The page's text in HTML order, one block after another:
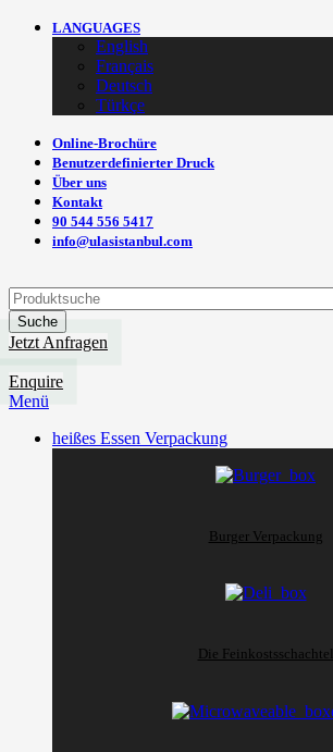
LANGUAGES
English
Français
Deutsch
Türkçe
Online-Brochüre
Benutzerdefinierter Druck
Über uns
Kontakt
90 544 556 5417
info@ulasistanbul.com
Suche
Jetzt Anfragen
Enquire
Menü
heißes Essen Verpackung
Burger Verpackung
Die Feinkostsschachtel